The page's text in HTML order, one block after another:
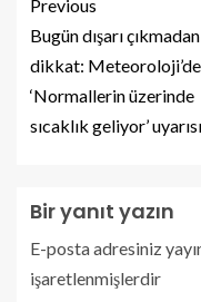
Previous
Bugün dışarı
dikkat:
‘Normallerin üzerinde
sıcaklık geliyor’ uyarısı
Bir yanıt yazın
E-posta adresiniz
işaretlenmişlerdir